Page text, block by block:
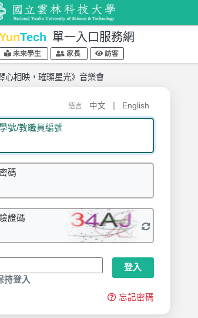
Tech 單一入口服務網
未來學生 家長 訪客
心相映，璀璨星光》音樂會
語言 中文 English
號/教職員編號
碼
驗證碼
持登入
登入
忘記密碼